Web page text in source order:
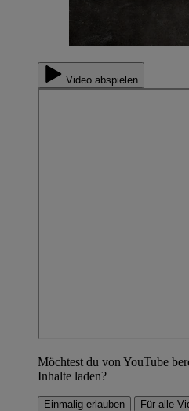
Video abspielen
Möchtest du von YouTube
Inhalte laden?
Einmalig erlauben Für alle